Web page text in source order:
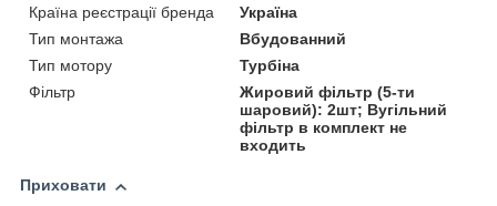
Країна реєстрації бренда
Україна
Тип монтажа
Вбудованний
Тип мотору
Турбіна
Фільтр
Жировий фільтр (5-ти
шаровий): 2шт; Вугільний
фільтр в комплект не
входить
Приховати